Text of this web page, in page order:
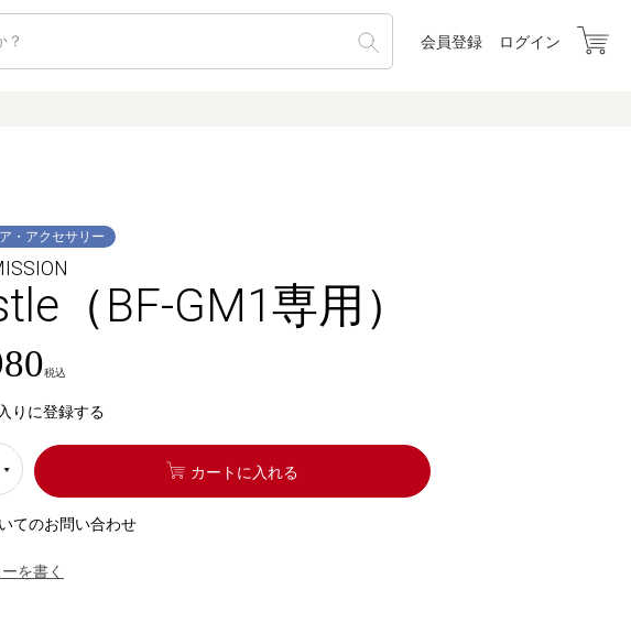
会員登録 ログイン
・アクセサリー
（BF-GM1専用）
税込
りに登録する
カートに入れる
てのお問い合わせ
を書く